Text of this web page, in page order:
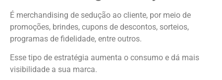
É merchandising de sedução ao cliente, por meio de
promoções, brindes, cupons de descontos, sorteios,
programas de fidelidade, entre outros.
Esse tipo de estratégia aumenta o consumo e dá mais
visibilidade a sua marca.